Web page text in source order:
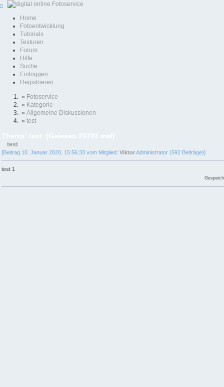
Home
Fotoentwicklung
Tutorials
Texturen
Forum
Hilfe
Suche
Einloggen
Registrieren
» Fotoservice
» Kategorie
» Allgemeine Diskussionen
» test
test
[Beitrag 10. Januar 2020, 15:56:33 vom Mitglied: ViktorAdministrator (592 Beiträge)]
test 1